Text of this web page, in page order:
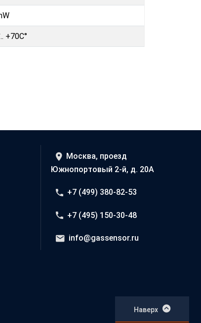
+70C°
Москва, проезд
Южнопортовый 2-й, д. 20А
+7 (499) 380-82-53
+7 (495) 150-30-48
info@gassensor.ru
Наверх